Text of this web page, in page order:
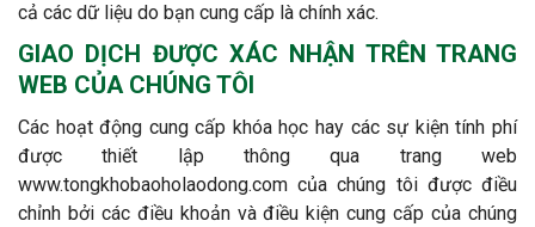
cả các dữ liệu do bạn cung cấp là chính xác.
GIAO DỊCH ĐƯỢC XÁC NHẬN TRÊN TRANG
WEB CỦA CHÚNG TÔI
Các hoạt động cung cấp khóa học hay các sự kiện tính phí
được thiết lập thông qua trang web
www.tongkhobaoholaodong.com của chúng tôi được điều
chỉnh bởi các điều khoản và điều kiện cung cấp của chúng